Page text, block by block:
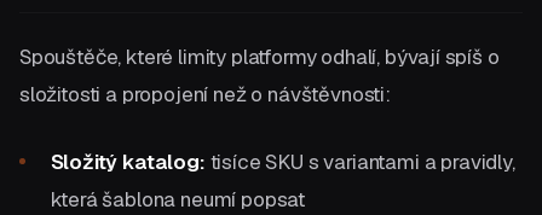
Spouštěče, které limity platformy odhalí, bývají spíš o
složitosti a propojení než o návštěvnosti:
Složitý katalog: tisíce SKU s variantami a pravidly,
která šablona neumí popsat